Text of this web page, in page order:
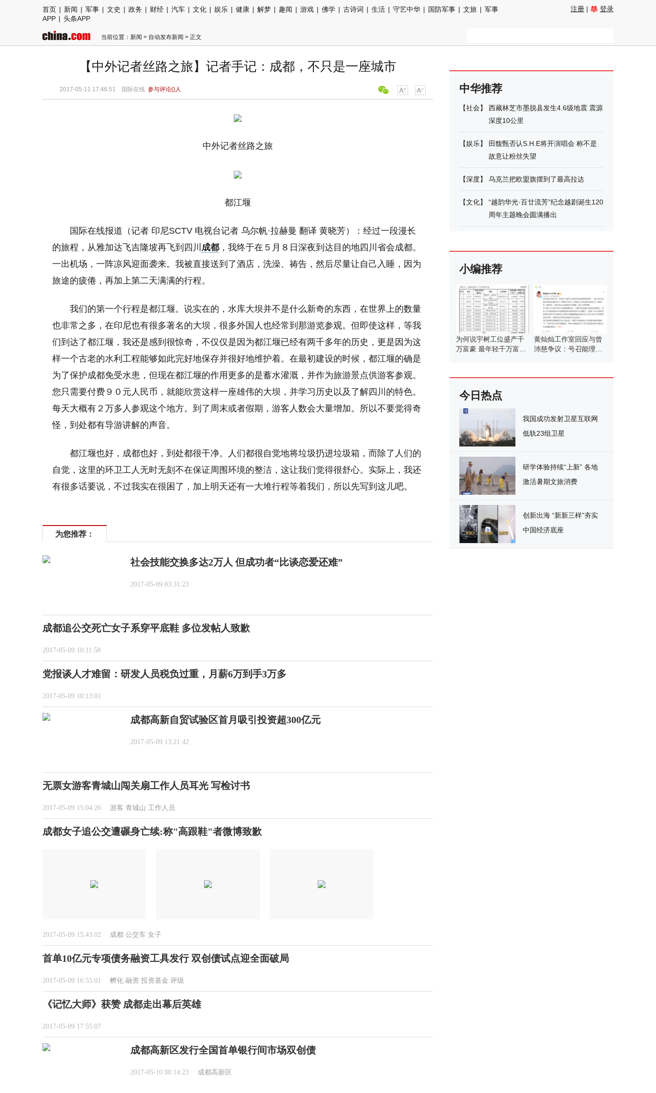
首页 | 新闻 | 军事 | 文史 | 政务 | 财经 | 汽车 | 文化 | 娱乐 | 健康 | 解梦 | 趣闻 | 游戏 | 佛学 | 古诗词 | 生活 | 守艺中华 | 国防军事 | 文旅 | 军事
APP | 头条APP
注册 | 登录
当前位置： 新闻 > 自动发布新闻 > 正文
【中外记者丝路之旅】记者手记：成都，不只是一座城市
2017-05-11 17:46:51 国际在线 参与评论()人
中外记者丝路之旅
都江堰
国际在线报道（记者 印尼SCTV 电视台记者 乌尔帆·拉赫曼 翻译 黄晓芳）：经过一段漫长
的旅程，从雅加达飞吉隆坡再飞到四川 成都 ，我终于在５月８日深夜到达目的地四川省会成都。
一出机场，一阵凉风迎面袭来。我被直接送到了酒店，洗澡、祷告，然后尽量让自己入睡，因为
旅途的疲倦，再加上第二天满满的行程。
我们的第一个行程是都江堰。说实在的，水库大坝并不是什么新奇的东西，在世界上的数量
也非常之多，在印尼也有很多著名的大坝，很多外国人也经常到那游览参观。但即使这样，等我
们到达了都江堰，我还是感到很惊奇，不仅仅是因为都江堰已经有两千多年的历史，更是因为这
样一个古老的水利工程能够如此完好地保存并很好地维护着。在最初建设的时候，都江堰的确是
为了保护成都免受水患，但现在都江堰的作用更多的是蓄水灌溉，并作为旅游景点供游客参观。
您只需要付费９０元人民币，就能欣赏这样一座雄伟的大坝，并学习历史以及了解四川的特色。
每天大概有２万多人参观这个地方。到了周末或者假期，游客人数会大量增加。所以不要觉得奇
怪，到处都有导游讲解的声音。
都江堰也好，成都也好，到处都很干净。人们都很自觉地将垃圾扔进垃圾箱，而除了人们的
自觉，这里的环卫工人无时无刻不在保证周围环境的整洁，这让我们觉得很舒心。实际上，我还
有很多话要说，不过我实在很困了，加上明天还有一大堆行程等着我们，所以先写到这儿吧。
为您推荐：
社会技能交换多达2万人 但成功者“比谈恋爱还难”
2017-05-09 03:31:23
成都追公交死亡女子系穿平底鞋 多位发帖人致歉
2017-05-09 10:11:58
党报谈人才难留：研发人员税负过重，月薪6万到手3万多
2017-05-09 10:13:01
成都高新自贸试验区首月吸引投资超300亿元
2017-05-09 13:21:42
无票女游客青城山闯关扇工作人员耳光 写检讨书
2017-05-09 15:04:26 游客 青城山 工作人员
成都女子追公交遭碾身亡续:称"高跟鞋"者微博致歉
2017-05-09 15:43:02 成都 公交车 女子
首单10亿元专项债务融资工具发行 双创债试点迎全面破局
2017-05-09 16:55:01 孵化 融资 投资基金 评级
《记忆大师》获赞 成都走出幕后英雄
2017-05-09 17:55:07
成都高新区发行全国首单银行间市场双创债
2017-05-10 08:14:23 成都高新区
中华推荐
【社会】
西藏林芝市墨脱县发生4.6级地震 震源
深度10公里
【娱乐】
田馥甄否认S.H.E将开演唱会 称不是
故意让粉丝失望
【深度】 乌克兰把欧盟旗摆到了最高拉达
【文化】
“越韵华光·百廿流芳”纪念越剧诞生120
周年主题晚会圆满播出
小编推荐
为何说宇树工位盛产千
万富豪 最年轻千万富豪
黄灿灿工作室回应与曾
沛慈争议：号召能理智
今日热点
我国成功发射卫星互联网
低轨23组卫星
研学体验持续“上新” 各地
激活暑期文旅消费
创新出海 “新新三样”夯实
中国经济底座